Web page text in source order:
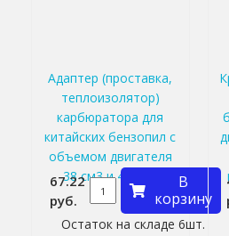
Адаптер (проставка,
теплоизолятор)
карбюратора для
китайских бензопил с
объемом двигателя
38 см3 и 41 см3
67.22
руб.
В
корзину
Остаток на складе 6шт.